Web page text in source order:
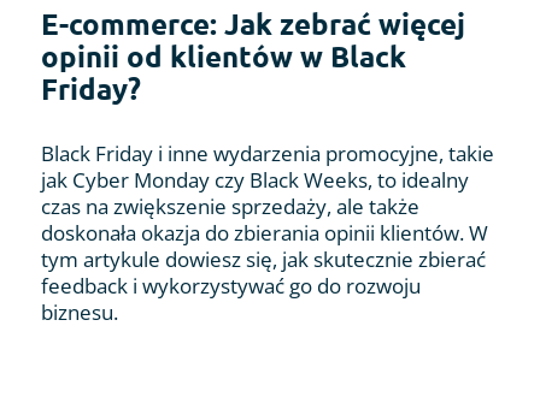
E-commerce: Jak zebrać więcej
opinii od klientów w Black
Friday?
Black Friday i inne wydarzenia promocyjne, takie
jak Cyber Monday czy Black Weeks, to idealny
czas na zwiększenie sprzedaży, ale także
doskonała okazja do zbierania opinii klientów. W
tym artykule dowiesz się, jak skutecznie zbierać
feedback i wykorzystywać go do rozwoju
biznesu.